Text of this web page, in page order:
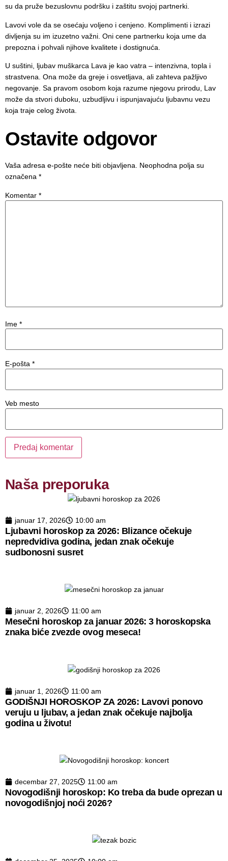
su da pruže bezuslovnu podršku i zaštitu svojoj partnerki.
Lavovi vole da se osećaju voljeno i cenjeno. Komplimenti i izrazi
divljenja su im izuzetno važni. Oni cene partnerku koja ume da
prepozna i pohvali njihove kvalitete i dostignuća.
U suštini, ljubav muškarca Lava je kao vatra – intenzivna, topla i
strastvena. Ona može da greje i osvetljava, ali zahteva pažljivo
negovanje. Sa pravom osobom koja razume njegovu prirodu, Lav
može da stvori duboku, uzbudljivu i ispunjavajuću ljubavnu vezu
koja traje celog života.
Ostavite odgovor
Vaša adresa e-pošte neće biti objavljena.
Neophodna polja su
označena *
Komentar *
Ime *
E-pošta *
Veb mesto
Naša preporuka
januar 17, 2026 10:00 am
Ljubavni horoskop za 2026: Blizance očekuje
nepredvidiva godina, jedan znak očekuje
sudbonosni susret
januar 2, 2026 11:00 am
Mesečni horoskop za januar 2026: 3 horoskopska
znaka biće zvezde ovog meseca!
januar 1, 2026 11:00 am
GODIŠNJI HOROSKOP ZA 2026: Lavovi ponovo
veruju u ljubav, a jedan znak očekuje najbolja
godina u životu!
decembar 27, 2025 11:00 am
Novogodišnji horoskop: Ko treba da bude oprezan u
novogodišnjoj noći 2026?